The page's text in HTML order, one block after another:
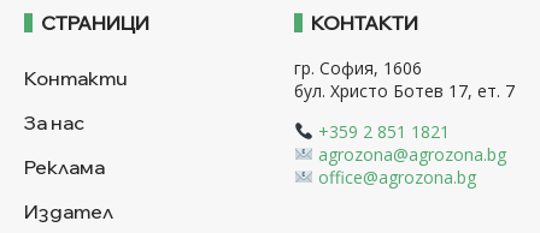
СТРАНИЦИ
Контакти
За нас
Реклама
Издател
КОНТАКТИ
гр. София, 1606
бул. Христо Ботев 17, ет. 7
+359 2 851 1821
agrozona@agrozona.bg
office@agrozona.bg